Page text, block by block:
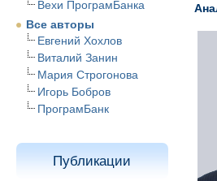
Вехи ПрограмБанка
Все авторы
Евгений Хохлов
Виталий Занин
Мария Строгонова
Игорь Бобров
ПрограмБанк
Публикации